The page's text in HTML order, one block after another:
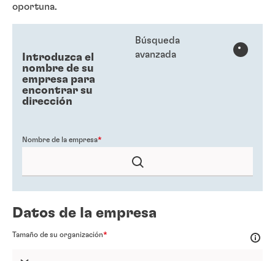
oportuna.
Introduzca el
nombre de su
empresa para
encontrar su
dirección
Búsqueda
avanzada
Nombre de la empresa
Datos de la empresa
Tamaño de su organización